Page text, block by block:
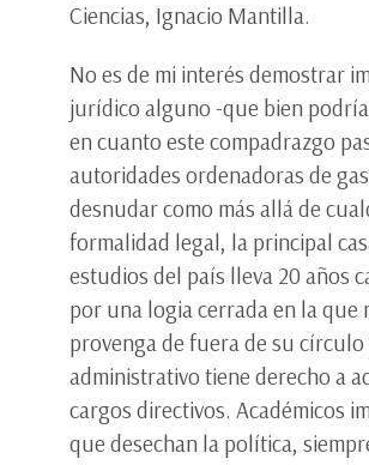
Ciencias, Ignacio Mantilla.
No es de mi interés demostrar
jurídico alguno -que bien
en cuanto este compadrazgo
autoridades ordenadoras de
desnudar como más allá de
formalidad legal, la principal
estudios del país lleva 20 años
por una logia cerrada en la que
provenga de fuera de su
administrativo tiene derecho a
cargos directivos. Académicos
que desechan la política,